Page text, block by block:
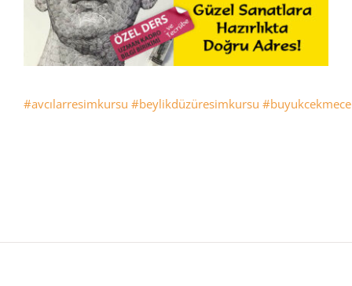
#avcılarresimkursu #beylikdüzüresimkursu